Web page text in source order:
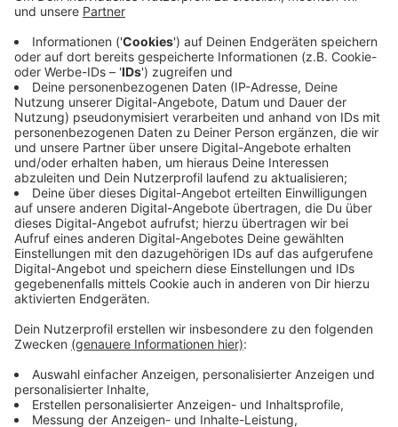
eigenen Standpunkte zu finden und diese kreativ
Anzeige
Kreativität und Gemeinschaft im Fokus
Anzeige
Das Programm bietet eine breite Palette an
Aktivitäten, die über die vier Tage verteilt sind. Auf
dem Plan stehen zahlreiche kreative Aktionen, bei
denen sich die Mädchen ausprobieren können. Am
Dienstag wird zum Beispiel ein gemeinsamer Rap
entwickelt und am Donnerstag gibt es eine
Demonstration mit anschließender Neon-Disco. Die
Programme beginnen täglich um 15.30 Uhr. Die
Teilnahme ist kostenlos, eine Anmeldung ist nicht
nötig.